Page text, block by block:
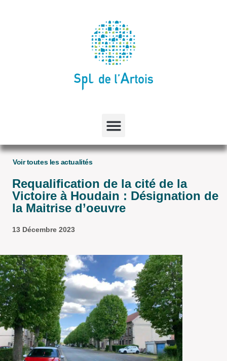
Voir toutes les actualités
Requalification de la cité de la
Victoire à Houdain : Désignation de
la Maitrise d’oeuvre
13 Décembre 2023